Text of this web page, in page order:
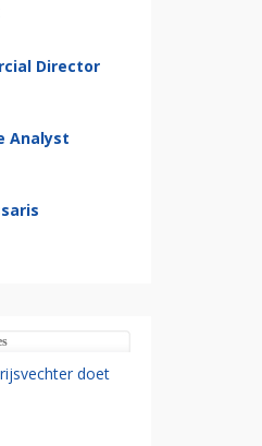
Director
Analyst
doet